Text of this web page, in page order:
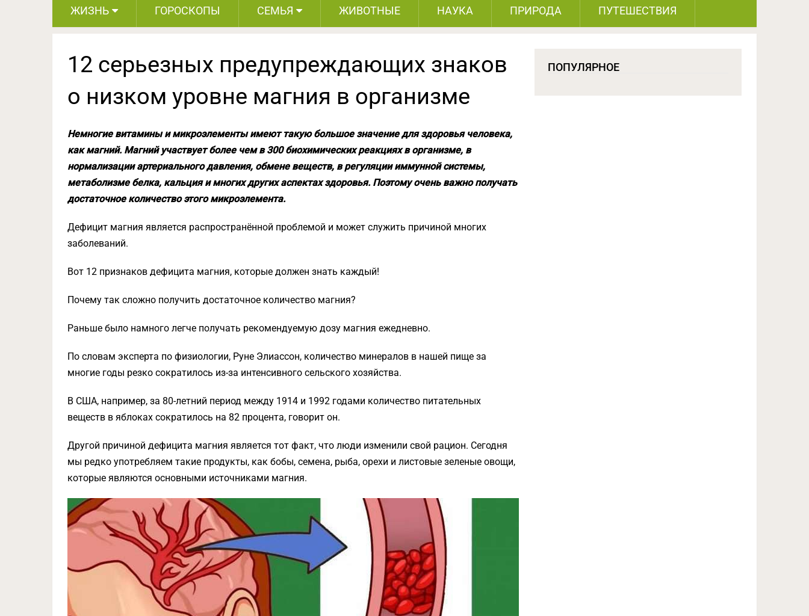
ЖИЗНЬ ГОРОСКОПЫ СЕМЬЯ ЖИВОТНЫЕ НАУКА ПРИРОДА ПУТЕШЕСТВИЯ
12 серьезных предупреждающих знаков
о низком уровне магния в организме
Немногие витамины и микроэлементы имеют такую большое значение для здоровья человека,
как магний. Магний участвует более чем в 300 биохимических реакциях в организме, в
нормализации артериального давления, обмене веществ, в регуляции иммунной системы,
метаболизме белка, кальция и многих других аспектах здоровья. Поэтому очень важно получать
достаточное количество этого микроэлемента.
Дефицит магния является распространённой проблемой и может служить причиной многих
заболеваний.
Вот 12 признаков дефицита магния, которые должен знать каждый!
Почему так сложно получить достаточное количество магния?
Раньше было намного легче получать рекомендуемую дозу магния ежедневно.
По словам эксперта по физиологии, Руне Элиассон, количество минералов в нашей пище за
многие годы резко сократилось из-за интенсивного сельского хозяйства.
В США, например, за 80-летний период между 1914 и 1992 годами количество питательных
веществ в яблоках сократилось на 82 процента, говорит он.
Другой причиной дефицита магния является тот факт, что люди изменили свой рацион. Сегодня
мы редко употребляем такие продукты, как бобы, семена, рыба, орехи и листовые зеленые овощи,
которые являются основными источниками магния.
ПОПУЛЯРНОЕ